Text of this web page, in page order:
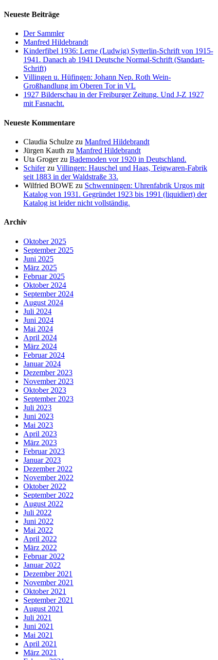
Neueste Beiträge
Der Sammler
Manfred Hildebrandt
Kinderfibel 1936: Lerne (Ludwig) Sytterlin-Schrift von 1915-
1941. Danach ab 1941 Deutsche Normal-Schrift (Standart-
Schrift)
Villingen u. Hüfingen: Johann Nep. Roth Wein-
Großhandlung im Oberen Tor in VL
1927 Bilderschau in der Freiburger Zeitung. Und J-Z 1927
mit Fasnacht.
Neueste Kommentare
Claudia Schulze zu Manfred Hildebrandt
Jürgen Kauth zu Manfred Hildebrandt
Uta Grogerzu Bademoden vor 1920 in Deutschland.
Schiferzu Villingen: Hauschel und Haas, Teigwaren-Fabrik
seit 1883 in der Waldstraße 33.
Wilfried BOWE zu Schwenningen: Uhrenfabrik Urgos mit
Katalog von 1931. Gegründet 1923 bis 1991 (liquidiert) der
Katalog ist leider nicht vollständig.
Archiv
Oktober 2025
September 2025
Juni 2025
März 2025
Februar 2025
Oktober 2024
September 2024
August 2024
Juli 2024
Juni 2024
Mai 2024
April 2024
März 2024
Februar 2024
Januar 2024
Dezember 2023
November 2023
Oktober 2023
September 2023
Juli 2023
Juni 2023
Mai 2023
April 2023
März 2023
Februar 2023
Januar 2023
Dezember 2022
November 2022
Oktober 2022
September 2022
August 2022
Juli 2022
Juni 2022
Mai 2022
April 2022
März 2022
Februar 2022
Januar 2022
Dezember 2021
November 2021
Oktober 2021
September 2021
August 2021
Juli 2021
Juni 2021
Mai 2021
April 2021
März 2021